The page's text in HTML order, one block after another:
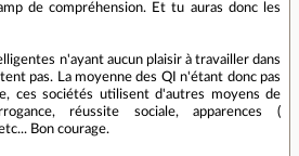
de compréhension. Et tu auras donc les
n'ayant aucun plaisir à travailler dans
pas. La moyenne des QI n'étant donc pas
ces sociétés utilisent d'autres moyens de
réussite sociale, apparences (
Bon courage.